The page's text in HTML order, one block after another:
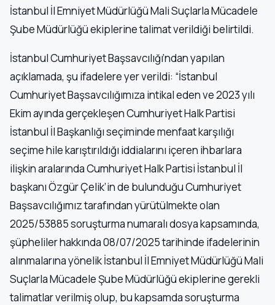
İstanbul İl Emniyet Müdürlüğü Mali Suçlarla Mücadele
Şube Müdürlüğü ekiplerine talimat verildiği belirtildi.
İstanbul Cumhuriyet Başsavcılığı’ndan yapılan
açıklamada, şu ifadelere yer verildi: “İstanbul
Cumhuriyet Başsavcılığımıza intikal eden ve 2023 yılı
Ekim ayında gerçekleşen Cumhuriyet Halk Partisi
İstanbul İl Başkanlığı seçiminde menfaat karşılığı
seçime hile karıştırıldığı iddialarını içeren ihbarlara
ilişkin aralarında Cumhuriyet Halk Partisi İstanbul İl
başkanı Özgür Çelik’in de bulunduğu Cumhuriyet
Başsavcılığımız tarafından yürütülmekte olan
2025/53885 soruşturma numaralı dosya kapsamında,
şüpheliler hakkında 08/07/2025 tarihinde ifadelerinin
alınmalarına yönelik İstanbul İl Emniyet Müdürlüğü Mali
Suçlarla Mücadele Şube Müdürlüğü ekiplerine gerekli
talimatlar verilmiş olup, bu kapsamda soruşturma